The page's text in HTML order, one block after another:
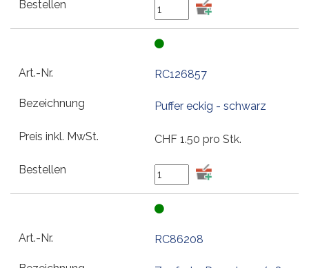
RC126857
Puffer eckig - schwarz
CHF 1.50 pro Stk.
RC86208